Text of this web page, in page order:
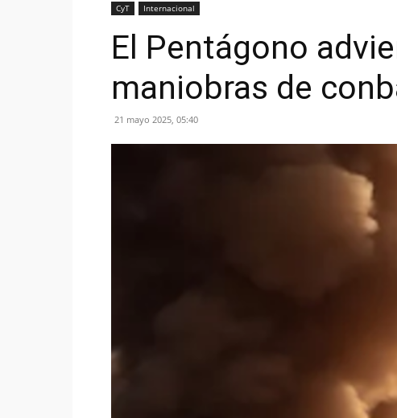
CyT Internacional
El Pentágono
maniobras de
21 mayo 2025, 05:40